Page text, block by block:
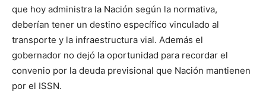
que hoy administra la Nación según la normativa,
deberían tener un destino específico vinculado al
transporte y la infraestructura vial. Además el
gobernador no dejó la oportunidad para recordar el
convenio por la deuda previsional que Nación mantienen
por el ISSN.